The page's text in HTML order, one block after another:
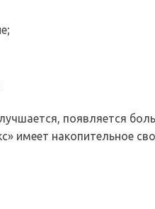
появляется
имеет накопительное